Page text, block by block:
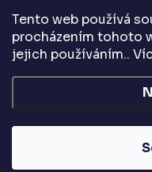
Tento web používá
procházením tohoto
jejich používáním..
Servis a služby
Přijímáme online platby